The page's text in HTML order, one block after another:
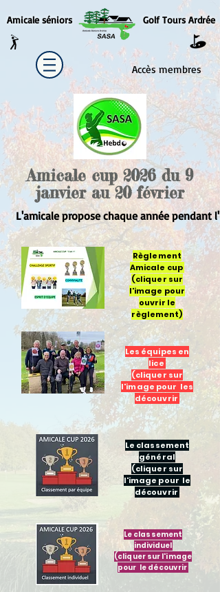
Golf Tours Ardrée
Amicale séniors
Accès membres
Amicale cup 2026 du 9
janvier au 20 février
L'amicale propose chaque année pendant
Règlement
Amicale cup
(cliquer sur
l'image pour
ouvrir le
règlement)
Les équipes en
lice
(cliquer sur
l'image pour les
découvrir
Le classement
général
(cliquer sur
l'image pour le
découvrir
Le classement
individuel
(cliquer sur l'image
pour le découvrir